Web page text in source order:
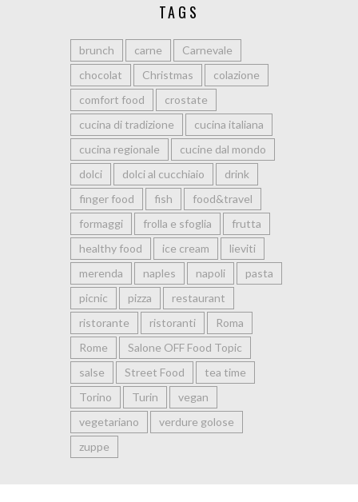
TAGS
brunch carne
Carnevale
chocolat
Christmas
colazione
comfort food
crostate
cucina di tradizione
cucina italiana
cucina regionale
cucine dal mondo
dolci
dolci al cucchiaio
drink
finger food
fish
food&travel
formaggi
frolla e sfoglia
frutta
healthy food
ice cream
lieviti
merenda
naples napoli
pasta
picnic
pizza
restaurant
ristorante
ristoranti
Roma
Rome
Salone OFF Food Topic
salse
Street Food
tea time
Torino
Turin
vegan
vegetariano
verdure golose
zuppe